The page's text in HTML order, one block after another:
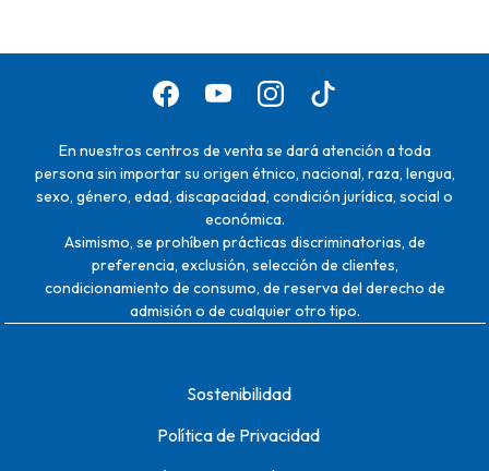
En nuestros centros de venta se dará atención a toda
persona sin importar su origen étnico, nacional, raza, lengua,
sexo, género, edad, discapacidad, condición jurídica, social o
económica.
Asimismo, se prohíben prácticas discriminatorias, de
preferencia, exclusión, selección de clientes,
condicionamiento de consumo, de reserva del derecho de
admisión o de cualquier otro tipo.
Sostenibilidad
Política de Privacidad